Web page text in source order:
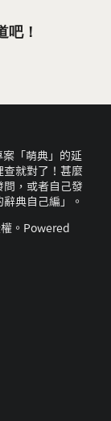
吧！
案「萌典」的延
就對了！甚麼
，或者自己發
典自己編」。
。Powered